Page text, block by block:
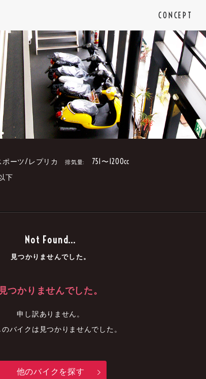
CONCEPT
ポーツ/レプリカ 排気量: 751〜1200cc
下
Not Found...
見つかりませんでした。
見つかりませんでした。
申し訳ありません。
バイクは見つかりませんでした。
他のバイクを探す
中古車